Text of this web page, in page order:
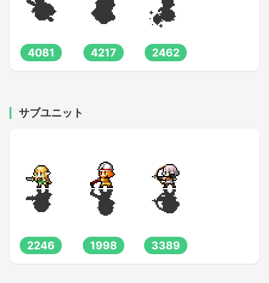
4081 4217 2462
サブユニット
2246 1998 3389